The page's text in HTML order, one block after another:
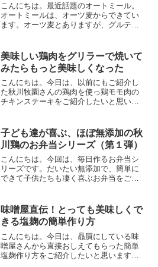
こんにちは。最近話題のオートミール。
オートミールは、オーツ麦からできてい
ます。オーツ麦とありますが、グルテン
ブントースターを使って、簡単にできる
オートミールのおやつをご...
美味しい鶏肉をグリラーで焼いて
みたらもっと美味しくなった
こんにちは。今日は、以前にもご紹介し
た秋川牧園さんの鶏肉を使っ鶏モモ肉の
チキンステーキをご紹介したいと思いま
ラー＼(^o^)／グリラーを使うと、お魚も
お肉も美味しく焼...
子ども達が喜ぶ、ほぼ無添加の秋
川鶏のお弁当シリーズ（第１弾）
こんにちは。今回は、毎日作るお弁当シ
リーズです。だいたい無添加で、簡単に
できて子供たちも凄く喜ぶお弁当をご紹
鶏肉を見つけたので、それを使った、鶏
肉弁当です。鶏肉メニュー...
味噌屋直伝！とっても美味しくで
きる塩麹の簡単作り方
こんにちは。今日は、贔屓にしている味
噌屋さんから直接おしえてもらった簡単
塩麹作り方をご紹介したいと思います。